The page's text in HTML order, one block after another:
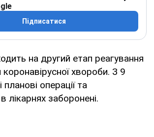
Підписатися
на другий етап реагування
хвороби. З 9
операції та
в лікарнях заборонені.